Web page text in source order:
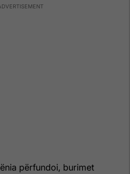
përfundoi, burimet